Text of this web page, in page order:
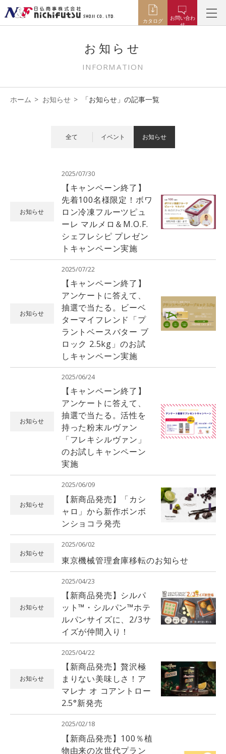
カタログ
お問い合わ
せ
お知らせ
INFORMATION
ホーム お知らせ 「お知らせ」の記事一覧
全て イベント お知らせ
お知らせ
2025/07/30
【キャンペーン終了】
先着100名様限定！ボワ
ロン冷凍フルーツピュ
ーレ マルメロ＆M.O.F.
シェフレシピ プレゼン
トキャンペーン実施
お知らせ
2025/07/22
【キャンペーン終了】
アンケートに答えて、
抽選で当たる。ビーベ
ターマイフレンド「プ
ラントベースバター ブ
ロック 2.5kg」のお試
しキャンペーン実施
お知らせ
2025/06/24
【キャンペーン終了】
アンケートに答えて、
抽選で当たる。活性を
持った粉末ルヴァン
「フレキシルヴァン」
のお試しキャンペーン
実施
お知らせ
2025/06/09
【新商品発売】「カシ
ャロ」から新作ボンボ
ンショコラ発売
お知らせ
2025/06/02
東京機械管理倉庫移転のお知らせ
お知らせ
2025/04/23
【新商品発売】シルパ
ット™️・シルパン™️ホテ
ルパンサイズに、2/3サ
イズが仲間入り！
お知らせ
2025/04/22
【新商品発売】贅沢極
まりない美味しさ！ア
マレナ オ コアントロー
2.5°新発売
2025/02/18
【新商品発売】100％植
物由来の次世代プラン